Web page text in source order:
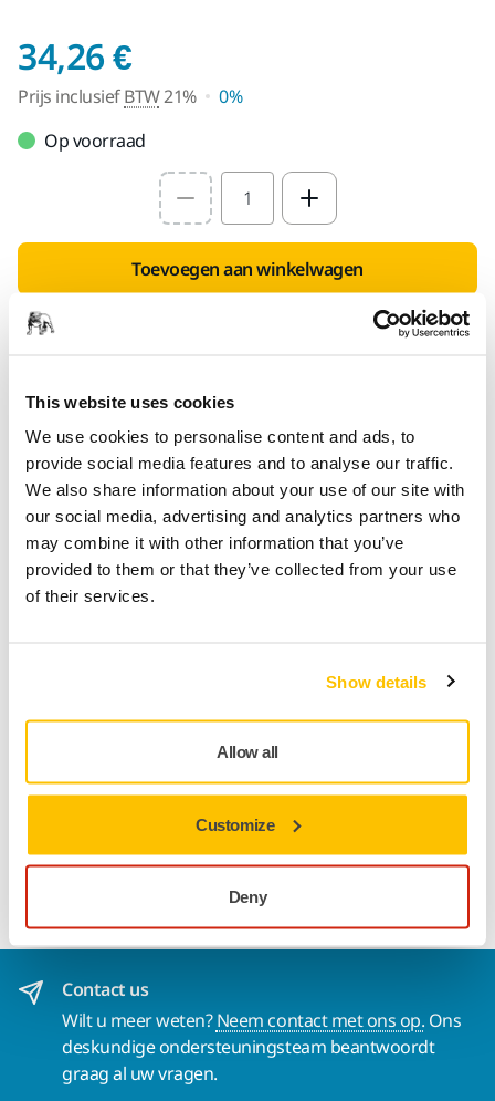
This website uses cookies
We use cookies to personalise content and ads, to
provide social media features and to analyse our traffic.
We also share information about your use of our site with
our social media, advertising and analytics partners who
may combine it with other information that you’ve
provided to them or that they’ve collected from your use
of their services.
Show details
Allow all
Customize
Deny
34,26 €Prijs inclusief BTW
Prijs inclusiefBTW21%
0%
Op voorraad
Select quantity value
Toevoegen aan winkelwagen
SPECIAAL VOOR U
Geen verzendkosten bij bestellingen vanaf €50,- incl.
Veilige betaling
Track & Trace
Polarshine® 12 Black is een siliconenvrije polijstpasta op
waterbasis, ontworpen om snel en permanent
schuurkrassen te verwijderen op industriële lakken van
P2000 en fijner, en een hologramvrije diepglanzende
afwerking achter te laten. Speciaal ontwikkeld voor donkere
oppervlakken en composieten. Ideaal voor gelcoat,
Contact us
Wilt u meer weten?Neem contact met ons op. Ons
deskundige ondersteuningsteam beantwoordt
graag al uw vragen.